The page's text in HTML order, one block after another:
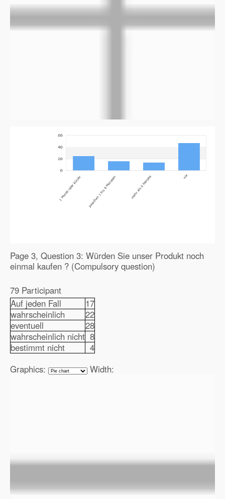
Page 3, Question 3: Würden Sie unser Produkt noch
einmal kaufen ? (Compulsory question)
79 Participant
Auf jeden Fall
17
wahrscheinlich
22
eventuell
28
wahrscheinlich nicht 8
bestimmt nicht
4
Graphics:
Width: